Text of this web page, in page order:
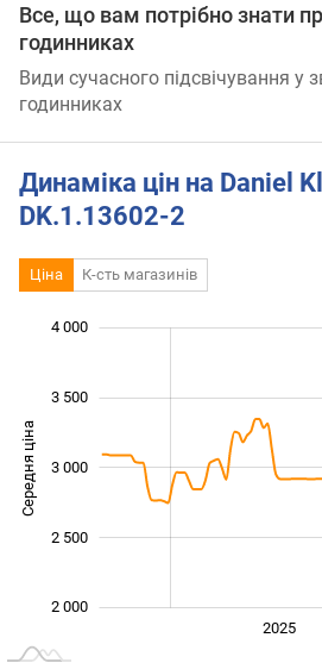
Все, що вам потрібно знати
годинниках
Види сучасного підсвічування у
годинниках
Динаміка цін на Daniel
DK.1.13602-2
Ціна К-сть магазинів
Середня ціна 2 200
2 000
4 000
3 000
3 500
2 500
2025